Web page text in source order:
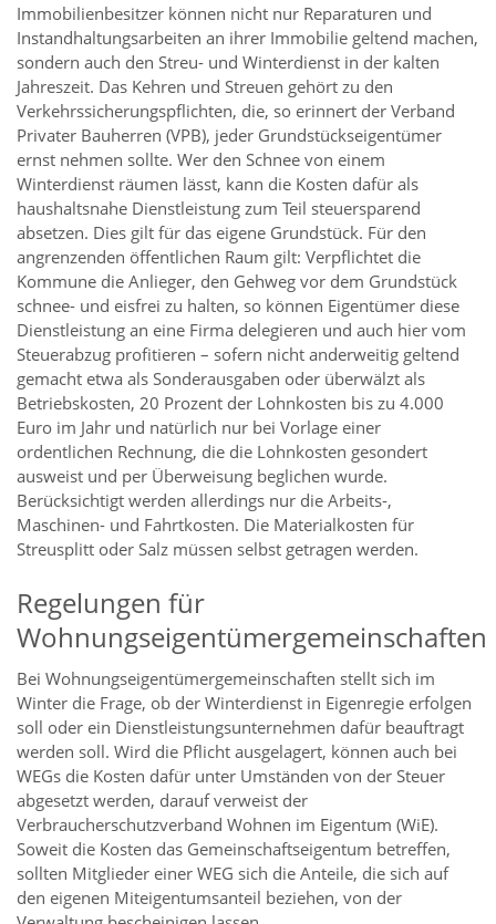
Immobilienbesitzer können nicht nur Reparaturen und
Instandhaltungsarbeiten an ihrer Immobilie geltend machen,
sondern auch den Streu- und Winterdienst in der kalten
Jahreszeit. Das Kehren und Streuen gehört zu den
Verkehrssicherungspflichten, die, so erinnert der Verband
Privater Bauherren (VPB), jeder Grundstückseigentümer
ernst nehmen sollte. Wer den Schnee von einem
Winterdienst räumen lässt, kann die Kosten dafür als
haushaltsnahe Dienstleistung zum Teil steuersparend
absetzen. Dies gilt für das eigene Grundstück. Für den
angrenzenden öffentlichen Raum gilt: Verpflichtet die
Kommune die Anlieger, den Gehweg vor dem Grundstück
schnee- und eisfrei zu halten, so können Eigentümer diese
Dienstleistung an eine Firma delegieren und auch hier vom
Steuerabzug profitieren – sofern nicht anderweitig geltend
gemacht etwa als Sonderausgaben oder überwälzt als
Betriebskosten, 20 Prozent der Lohnkosten bis zu 4.000
Euro im Jahr und natürlich nur bei Vorlage einer
ordentlichen Rechnung, die die Lohnkosten gesondert
ausweist und per Überweisung beglichen wurde.
Berücksichtigt werden allerdings nur die Arbeits-,
Maschinen- und Fahrtkosten. Die Materialkosten für
Streusplitt oder Salz müssen selbst getragen werden.
Regelungen für
Wohnungseigentümergemeinschaften
Bei Wohnungseigentümergemeinschaften stellt sich im
Winter die Frage, ob der Winterdienst in Eigenregie erfolgen
soll oder ein Dienstleistungsunternehmen dafür beauftragt
werden soll. Wird die Pflicht ausgelagert, können auch bei
WEGs die Kosten dafür unter Umständen von der Steuer
abgesetzt werden, darauf verweist der
Verbraucherschutzverband Wohnen im Eigentum (WiE).
Soweit die Kosten das Gemeinschaftseigentum betreffen,
sollten Mitglieder einer WEG sich die Anteile, die sich auf
den eigenen Miteigentumsanteil beziehen, von der